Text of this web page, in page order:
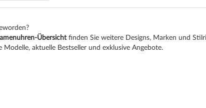
Übersichtfinden Sie weitere Designs, Marken und
Modelle, aktuelle Bestseller und exklusive Angebote.